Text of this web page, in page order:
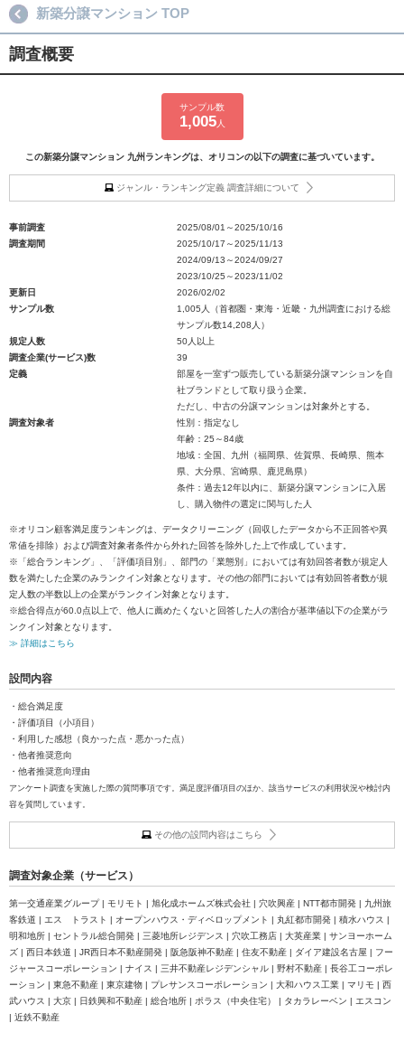
新築分譲マンション TOP
調査概要
サンプル数
1,005人
この新築分譲マンション 九州ランキングは、オリコンの以下の調査に基づいています。
ジャンル・ランキング定義 調査詳細について
事前調査
2025/08/01～2025/10/16
調査期間
2025/10/17～2025/11/13
2024/09/13～2024/09/27
2023/10/25～2023/11/02
更新日
2026/02/02
サンプル数
1,005人（首都圏・東海・近畿・九州調査における総
サンプル数14,208人）
規定人数
50人以上
調査企業(サービス)数
39
定義
部屋を一室ずつ販売している新築分譲マンションを自
社ブランドとして取り扱う企業。
ただし、中古の分譲マンションは対象外とする。
調査対象者
性別：指定なし
年齢：25～84歳
地域：全国、九州（福岡県、佐賀県、長崎県、熊本
県、大分県、宮崎県、鹿児島県）
条件：過去12年以内に、新築分譲マンションに入居
し、購入物件の選定に関与した人
※オリコン顧客満足度ランキングは、データクリーニング（回収したデータから不正回答や異
常値を排除）および調査対象者条件から外れた回答を除外した上で作成しています。
※「総合ランキング」、「評価項目別」、部門の「業態別」においては有効回答者数が規定人
数を満たした企業のみランクイン対象となります。その他の部門においては有効回答者数が規
定人数の半数以上の企業がランクイン対象となります。
※総合得点が60.0点以上で、他人に薦めたくないと回答した人の割合が基準値以下の企業がラ
ンクイン対象となります。
≫ 詳細はこちら
設問内容
・総合満足度
・評価項目（小項目）
・利用した感想（良かった点・悪かった点）
・他者推奨意向
・他者推奨意向理由
アンケート調査を実施した際の質問事項です。満足度評価項目のほか、該当サービスの利用状況や検討内
容を質問しています。
その他の設問内容はこちら
調査対象企業（サービス）
第一交通産業グループ | モリモト | 旭化成ホームズ株式会社 | 穴吹興産 | NTT都市開発 | 九州旅
客鉄道 | エス トラスト | オープンハウス・ディベロップメント | 丸紅都市開発 | 積水ハウス |
明和地所 | セントラル総合開発 | 三菱地所レジデンス | 穴吹工務店 | 大英産業 | サンヨーホーム
ズ | 西日本鉄道 | JR西日本不動産開発 | 阪急阪神不動産 | 住友不動産 | ダイア建設名古屋 | フー
ジャースコーポレーション | ナイス | 三井不動産レジデンシャル | 野村不動産 | 長谷工コーポレ
ーション | 東急不動産 | 東京建物 | プレサンスコーポレーション | 大和ハウス工業 | マリモ | 西
武ハウス | 大京 | 日鉄興和不動産 | 総合地所 | ポラス（中央住宅） | タカラレーベン | エスコン
| 近鉄不動産